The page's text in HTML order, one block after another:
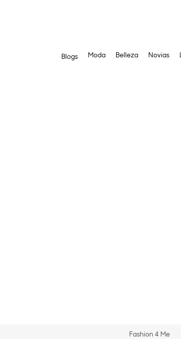
Blogs Moda Belleza Novias
Fashion 4 Me